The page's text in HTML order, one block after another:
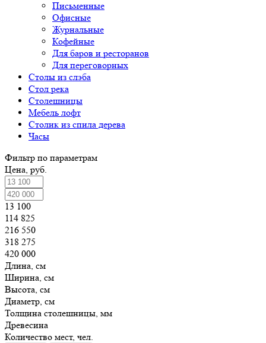
Письменные
Офисные
Журнальные
Кофейные
Для баров и ресторанов
Для переговорных
Столы из слэба
Стол река
Столешницы
Мебель лофт
Столик из спила дерева
Часы
Фильтр по параметрам
Цена, руб.
13 100
114 825
216 550
318 275
420 000
Длина, см
Ширина, см
Высота, см
Диаметр, см
Толщина столешницы, мм
Древесина
Количество мест, чел.